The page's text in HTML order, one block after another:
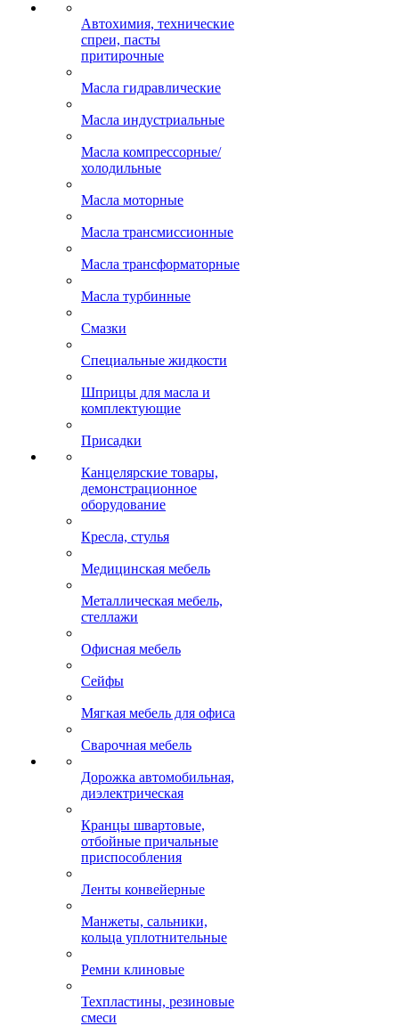
Автохимия, технические
спреи, пасты
притирочные
Масла гидравлические
Масла индустриальные
Масла компрессорные/
холодильные
Масла моторные
Масла трансмиссионные
Масла трансформаторные
Масла турбинные
Смазки
Специальные жидкости
Шприцы для масла и
комплектующие
Присадки
Канцелярские товары,
демонстрационное
оборудование
Кресла, стулья
Медицинская мебель
Металлическая мебель,
стеллажи
Офисная мебель
Сейфы
Мягкая мебель для офиса
Сварочная мебель
Дорожка автомобильная,
диэлектрическая
Кранцы швартовые,
отбойные причальные
приспособления
Ленты конвейерные
Манжеты, сальники,
кольца уплотнительные
Ремни клиновые
Техпластины, резиновые
смеси